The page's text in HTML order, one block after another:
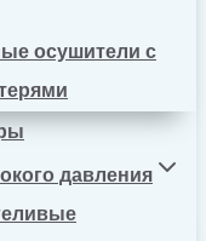
осушители с
давления